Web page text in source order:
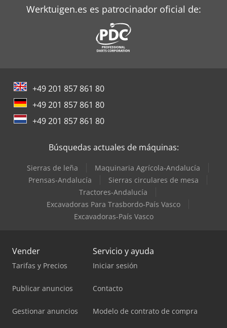
Werktuigen.es es patrocinador oficial de:
+49 201 857 861 80
+49 201 857 861 80
+49 201 857 861 80
Búsquedas actuales de máquinas:
Sierras de leña
Maquinaria Agrícola-Andalucía
Prensas-Andalucía
Sierras circulares de mesa
Tractores-Andalucía
Excavadoras Para Trasbordo-País Vasco
Excavadoras-País Vasco
Vender
Tarifas y Precios
Publicar anuncios
Gestionar anuncios
Servicio y ayuda
Iniciar sesión
Contacto
Modelo de contrato de compra